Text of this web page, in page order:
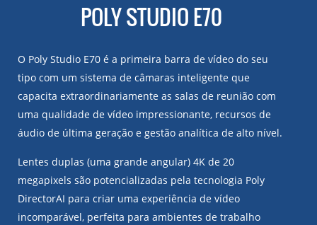
POLY STUDIO E70
O Poly Studio E70 é a primeira barra de vídeo do seu
tipo com um sistema de câmaras inteligente que
capacita extraordinariamente as salas de reunião com
uma qualidade de vídeo impressionante, recursos de
áudio de última geração e gestão analítica de alto nível.
Lentes duplas (uma grande angular) 4K de 20
megapixels são potencializadas pela tecnologia Poly
DirectorAI para criar uma experiência de vídeo
incomparável, perfeita para ambientes de trabalho